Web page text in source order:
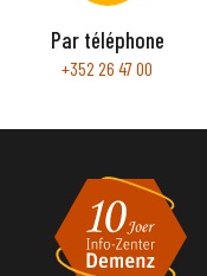
Par téléphone
+352 26 47 00